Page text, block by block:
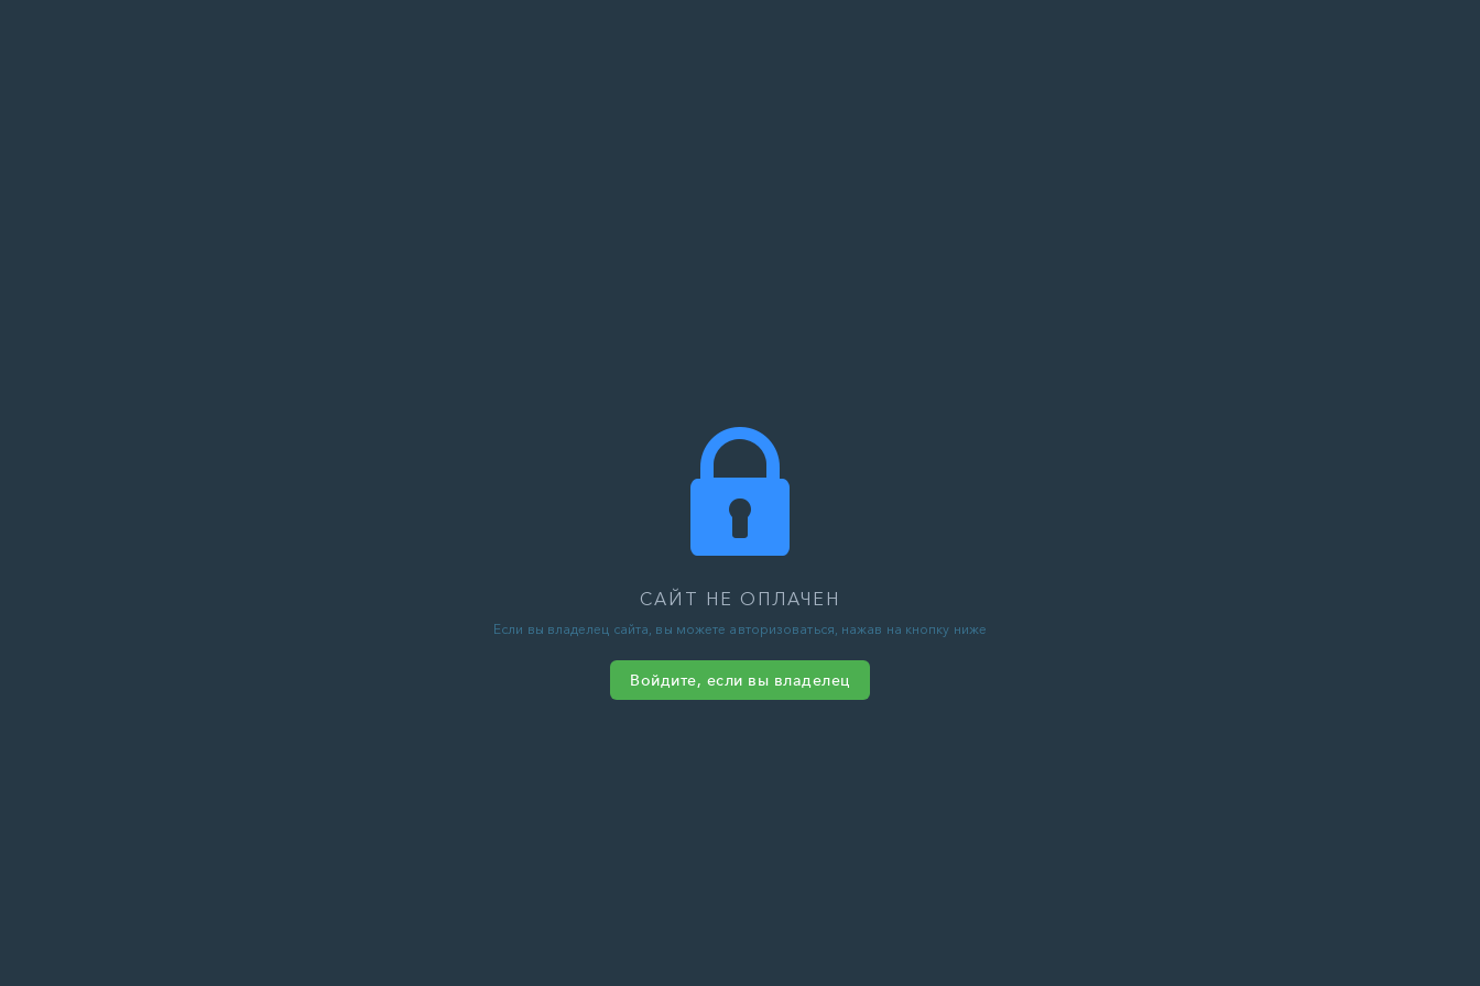
САЙТ НЕ ОПЛАЧЕН
Если вы владелец сайта, вы можете авторизоваться, нажав на кнопку ниже
Войдите, если вы владелец